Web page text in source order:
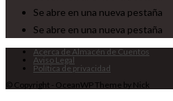
Se abre en una nueva pestaña
Se abre en una nueva pestaña
Acerca de Almacén de Cuentos
Aviso Legal
Política de privacidad
© Copyright - OceanWP Theme by Nick